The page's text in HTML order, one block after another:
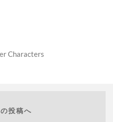
Characters
投稿へ